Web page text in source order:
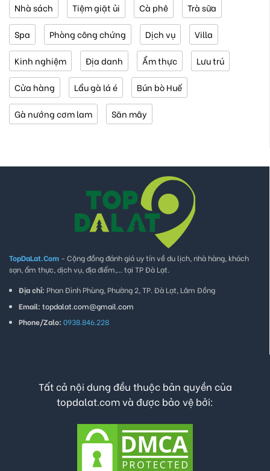
Nhà sách Tiệm giặt ủi Cà phê Trà sữa
Spa Phòng công chứng Dịch vụ Villa
Kinh nghiệm Địa danh Ẩm thực Lưu trú
Cửa hàng Lẩu gà lá é Bún bò Huế
Gà nướng cơm lam Săn mây
TopDaLat.Com - Cộng đồng đánh giá uy tín về du lịch, nhà hàng, khách
sạn, ẩm thực, dịch vụ, địa điểm,... tại TP Đà Lạt.
Địa chỉ: Phan Đình Phùng, Phường 2, TP. Đà Lạt, Lâm Đồng
Email: topdalat.com@gmail.com
Phone/Zalo: 0938.846.228
Tất cả nội dung đều thuộc bản quyền của
topdalat.com và được bảo vệ bởi: